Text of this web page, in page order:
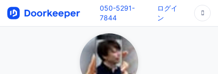
050-5291-
7844
ログイ
ン